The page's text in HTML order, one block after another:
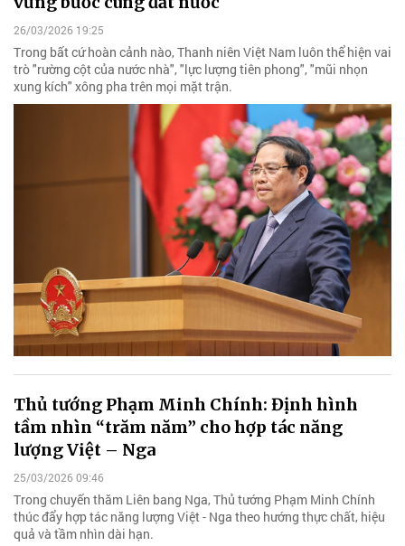
26/03/2026 19:25
Trong bất cứ hoàn cảnh nào, Thanh niên Việt Nam luôn thể hiện vai
trò "rường cột của nước nhà", "lực lượng tiên phong", "mũi nhọn
xung kích" xông pha trên mọi mặt trận.
Thủ tướng Phạm Minh Chính: Định hình
tầm nhìn “trăm năm” cho hợp tác năng
lượng Việt – Nga
25/03/2026 09:46
Trong chuyến thăm Liên bang Nga, Thủ tướng Phạm Minh Chính
thúc đẩy hợp tác năng lượng Việt - Nga theo hướng thực chất, hiệu
quả và tầm nhìn dài hạn.